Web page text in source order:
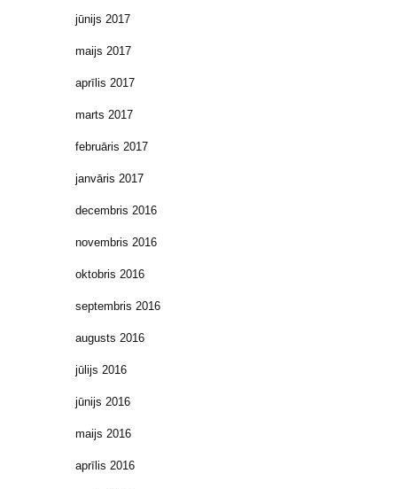
jūnijs 2017
maijs 2017
aprīlis 2017
marts 2017
februāris 2017
janvāris 2017
decembris 2016
novembris 2016
oktobris 2016
septembris 2016
augusts 2016
jūlijs 2016
jūnijs 2016
maijs 2016
aprīlis 2016